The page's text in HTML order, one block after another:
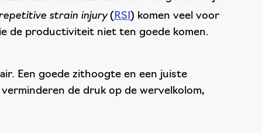
strain injury(RSI) komen veel voor
de productiviteit niet ten goede komen.
Een goede zithoogte en een juiste
de druk op de wervelkolom,